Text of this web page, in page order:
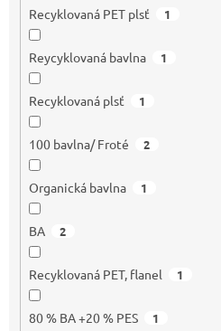
Recyklovaná PET plsť 1
Reycyklovaná bavlna 1
Recyklovaná plsť 1
100 bavlna/ Froté 2
Organická bavlna 1
BA 2
Recyklovaná PET, flanel 1
80 % BA +20 % PES 1